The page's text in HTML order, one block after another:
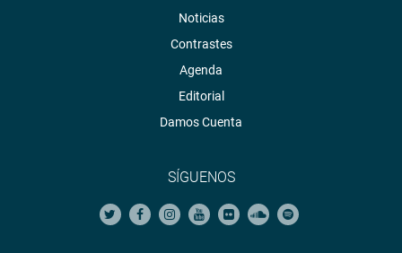
Noticias
Contrastes
Agenda
Editorial
Damos Cuenta
SÍGUENOS